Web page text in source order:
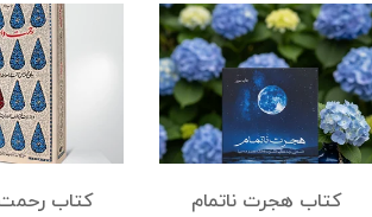
کتاب هجرت ناتمام
کتاب